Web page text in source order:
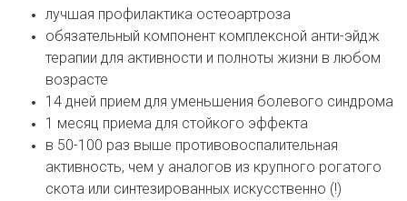
лучшая профилактика остеоартроза
обязательный компонент комплексной анти-эйдж
терапии для активности и полноты жизни в любом
возрасте
14 дней прием для уменьшения болевого синдрома
1 месяц приема для стойкого эффекта
в 50-100 раз выше противовоспалительная
активность, чем у аналогов из крупного рогатого
скота или синтезированных искусственно (!)